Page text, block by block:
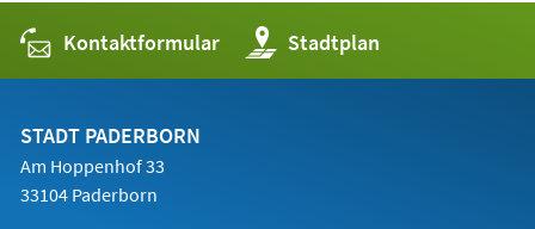
Kontaktformular Stadtplan
(Öffnet
in
einem
STADT PADERBORN
Am Hoppenhof 33
33104 Paderborn